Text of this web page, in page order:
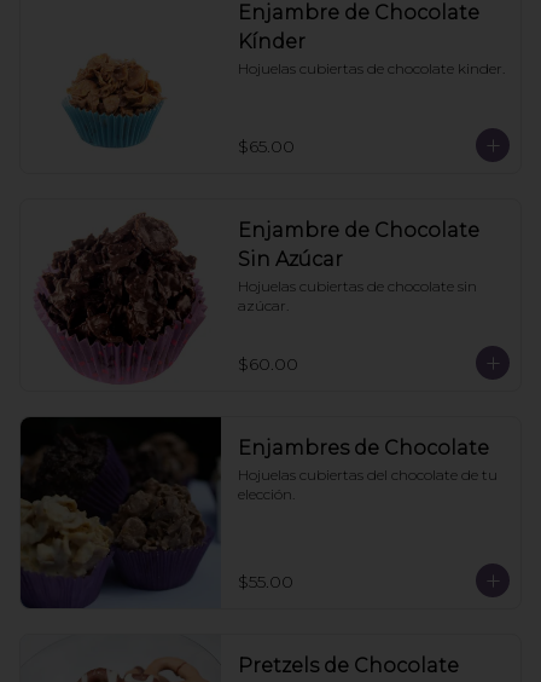
Enjambre de Chocolate
Kínder
Hojuelas cubiertas de chocolate kinder.
$65.00
Enjambre de Chocolate
Sin Azúcar
Hojuelas cubiertas de chocolate sin
azúcar.
$60.00
Enjambres de Chocolate
Hojuelas cubiertas del chocolate de tu
elección.
$55.00
Pretzels de Chocolate